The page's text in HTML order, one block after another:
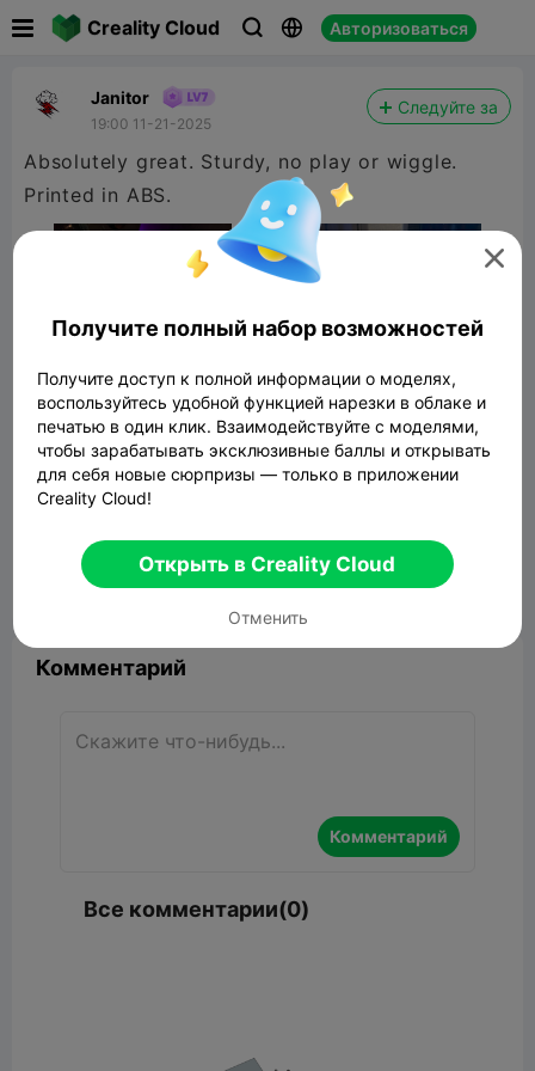
Creality Cloud   Авторизоваться
Janitor
19:00 11-21-2025
Следуйте за
Absolutely great. Sturdy, no play or wiggle.
Printed in ABS.
Creality K1 K1C K1Max Geared Door
4.27MB Связанные 3D модели
Комментарий
Комментарий
Все комментарии(0)

Получите полный набор возможностей
Получите доступ к полной информации о моделях,
воспользуйтесь удобной функцией нарезки в облаке и
печатью в один клик. Взаимодействуйте с моделями,
чтобы зарабатывать эксклюзивные баллы и открывать
для себя новые сюрпризы — только в приложении
Creality Cloud!
Открыть в Creality Cloud
Отменить